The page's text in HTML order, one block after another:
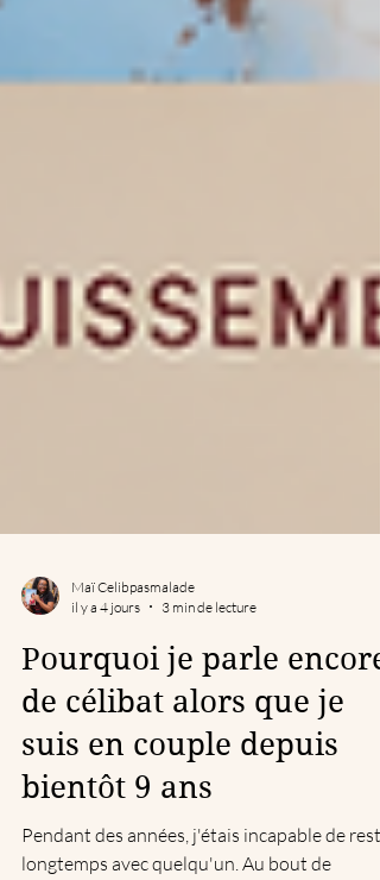
Maï Celibpasmalade
il y a 4 jours
3 min de lecture
Pourquoi je parle encore
de célibat alors que je
suis en couple depuis
bientôt 9 ans